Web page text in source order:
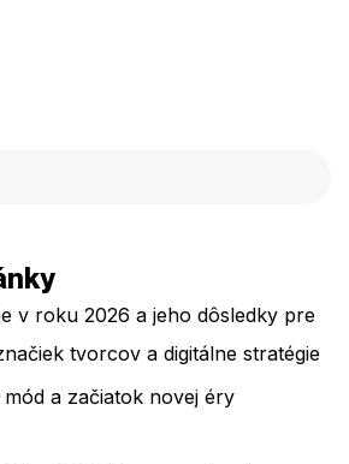
v roku 2026 a jeho dôsledky pre
tvorcov a digitálne stratégie
a začiatok novej éry